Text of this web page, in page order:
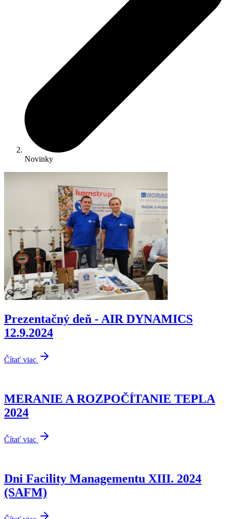
Novinky
Prezentačný deň - AIR DYNAMICS
12.9.2024
Čítať viac
MERANIE A ROZPOČÍTANIE TEPLA
2024
Čítať viac
Dni Facility Managementu XIII. 2024
(SAFM)